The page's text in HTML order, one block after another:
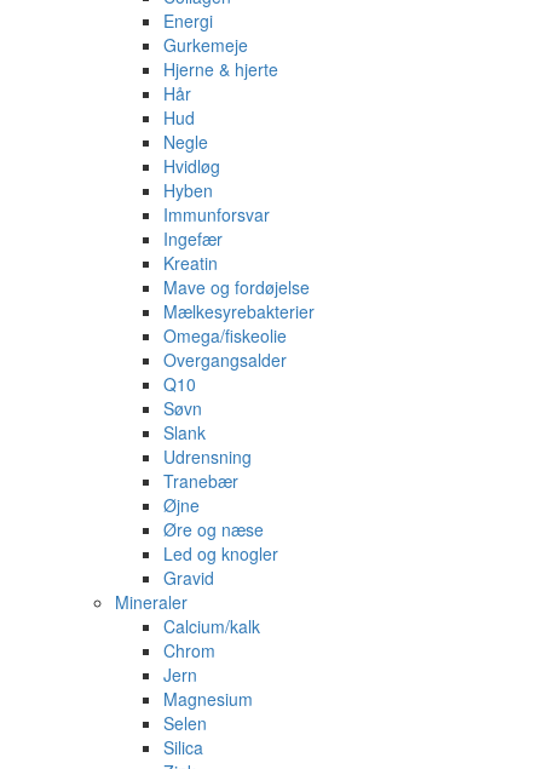
Energi
Gurkemeje
Hjerne & hjerte
Hår
Hud
Negle
Hvidløg
Hyben
Immunforsvar
Ingefær
Kreatin
Mave og fordøjelse
Mælkesyrebakterier
Omega/fiskeolie
Overgangsalder
Q10
Søvn
Slank
Udrensning
Tranebær
Øjne
Øre og næse
Led og knogler
Gravid
Mineraler
Calcium/kalk
Chrom
Jern
Magnesium
Selen
Silica